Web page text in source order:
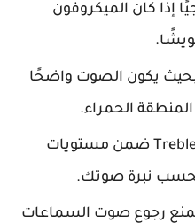
إذا كان الميكروفون
يكون الصوت واضحًا
الحمراء.
حافظ على Bass وMid وTreble ضمن مستويات
بحسب نبرة صوتك.
رجوع صوت السماعات